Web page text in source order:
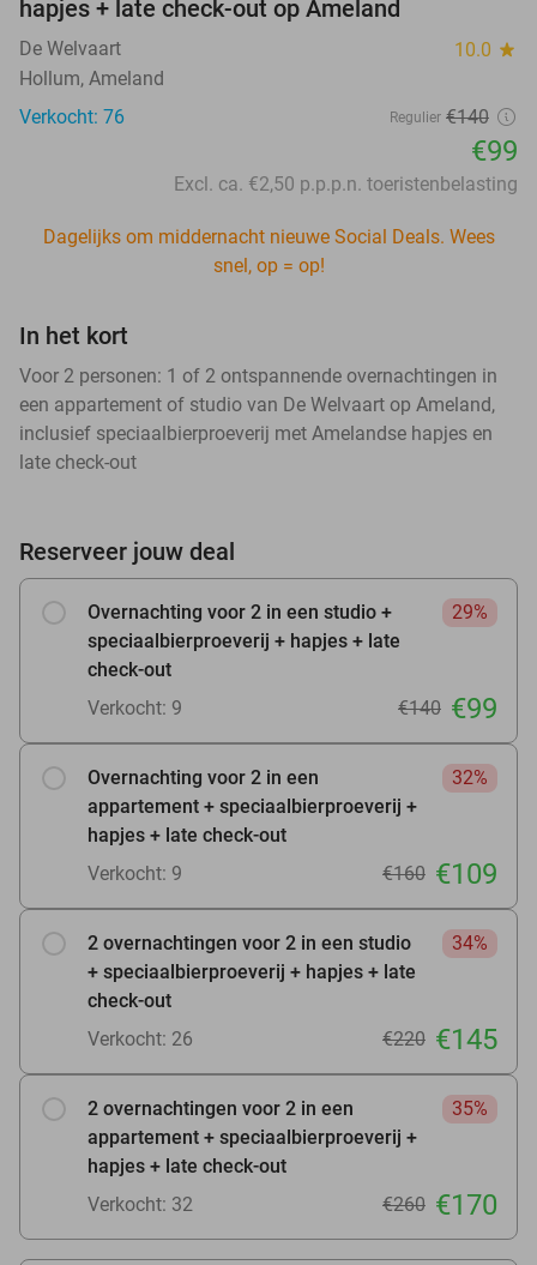
hapjes + late check-out op Ameland
De Welvaart 10.0 star
Hollum, Ameland
Verkocht: 76
Regulier €140
€99
Excl. ca. €2,50 p.p.p.n. toeristenbelasting
Dagelijks om middernacht nieuwe Social Deals. Wees
snel, op = op!
In het kort
Voor 2 personen: 1 of 2 ontspannende overnachtingen in
een appartement of studio van De Welvaart op Ameland,
inclusief speciaalbierproeverij met Amelandse hapjes en
late check-out
Reserveer jouw deal
Overnachting voor 2 in een studio +
speciaalbierproeverij + hapjes + late
check-out
29%
Verkocht: 9 €140 €99
Overnachting voor 2 in een
appartement + speciaalbierproeverij +
hapjes + late check-out
32%
Verkocht: 9 €160 €109
2 overnachtingen voor 2 in een studio
+ speciaalbierproeverij + hapjes + late
check-out
34%
Verkocht: 26 €220 €145
2 overnachtingen voor 2 in een
appartement + speciaalbierproeverij +
hapjes + late check-out
35%
Verkocht: 32 €260 €170